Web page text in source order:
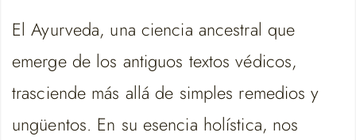
El Ayurveda, una ciencia ancestral que
emerge de los antiguos textos védicos,
trasciende más allá de simples remedios y
ungüentos. En su esencia holística, nos